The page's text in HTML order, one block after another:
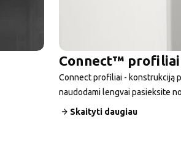
Connect™ profiliai
Connect profiliai - konstrukciją
naudodami lengvai pasieksite
Skaityti daugiau